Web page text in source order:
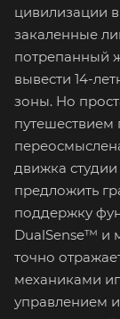
цивилизации
закаленные
потрепанный
вывести 14-
зоны. Но
путешествием
движка
предложить
поддержку
DualSense™ и
точно
механиками
управлением